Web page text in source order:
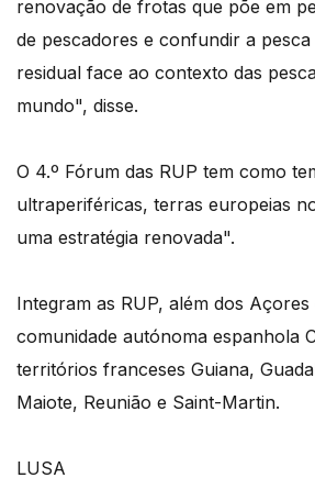
renovação de frotas que põe em
de pescadores e confundir a pesca
residual face ao contexto das
mundo", disse.
O 4.º Fórum das RUP tem como
ultraperiféricas, terras europeias
uma estratégia renovada".
Integram as RUP, além dos
comunidade autónoma espanhola
territórios franceses Guiana,
Maiote, Reunião e Saint-Martin.
LUSA